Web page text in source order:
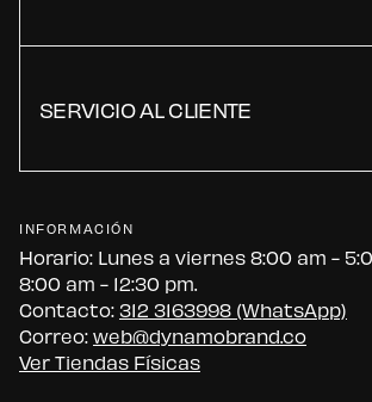
SERVICIO AL CLIENTE
INFORMACIÓN
Horario: Lunes a viernes 8:00 am -
8:00 am - 12:30 pm.
Contacto:312 3163998 (WhatsApp)
Correo:web@dynamobrand.co
Ver Tiendas Físicas